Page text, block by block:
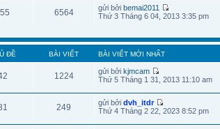
6564 gửi bởibemai2011
Thứ 3 Tháng 6 04, 2013 3:35 pm
ĐỀ BÀI VIẾT BÀI VIẾT MỚI NHẤT
1224 gửi bởikjmcam
Thứ 5 Tháng 1 31, 2013 11:10 am
249 gửi bởidvh_itdr
Thứ 4 Tháng 2 22, 2023 8:52 pm